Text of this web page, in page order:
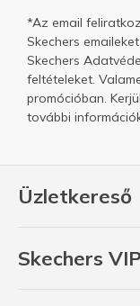
Üzletkereső
Skechers
*Az email
Skechers
Skechers
feltételeket.
promócióban.
további